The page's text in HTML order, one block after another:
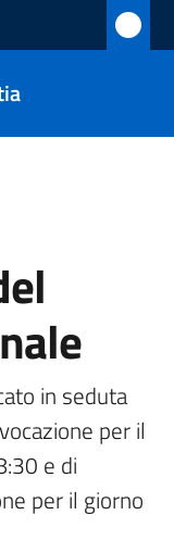
in seduta
per il
e di
per il giorno